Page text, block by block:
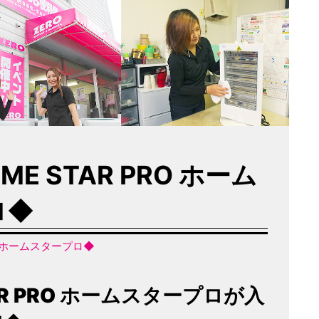
STAR PRO ホーム
◆
ームスタープロ◆
ホームスタープロが入